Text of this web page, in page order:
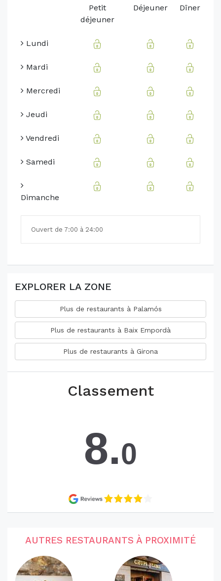
Petit
déjeuner
Déjeuner Dîner
Lundi
Mardi
Mercredi
Jeudi
Vendredi
Samedi
Dimanche
Ouvert de 7:00 à 24:00
EXPLORER LA ZONE
Plus de restaurants à Palamós
Plus de restaurants à Baix Empordà
Plus de restaurants à Girona
Classement
8.0
AUTRES RESTAURANTS À PROXIMITÉ